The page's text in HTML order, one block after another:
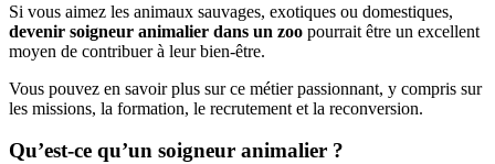
Si vous aimez les animaux sauvages, exotiques ou domestiques,
devenir soigneur animalier dans un zoo pourrait être un excellent
moyen de contribuer à leur bien-être.
Vous pouvez en savoir plus sur ce métier passionnant, y compris sur
les missions, la formation, le recrutement et la reconversion.
Qu’est-ce qu’un soigneur animalier ?